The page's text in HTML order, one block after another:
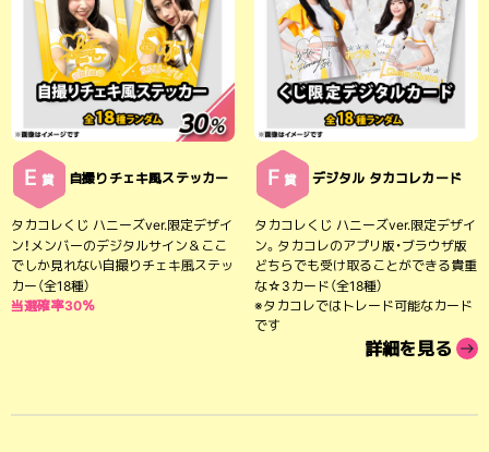
E 賞 自撮りチェキ風ステッカー
タカコレくじ ハニーズver.限定デザイ
ン！メンバーのデジタルサイン＆ここ
でしか見れない自撮りチェキ風ステッ
カー（全18種）
当選確率30％
F 賞 デジタル タカコレカード
タカコレくじ ハニーズver.限定デザイ
ン。タカコレのアプリ版・ブラウザ版
どちらでも受け取ることができる貴重
な☆3カード（全18種）
※タカコレではトレード可能なカード
です
詳細を見る